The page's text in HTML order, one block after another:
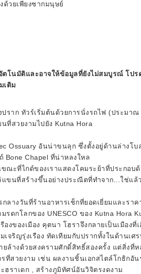
ด้วยเพียงซากมนุษย์
โนมัติและอาจให้ข้อมูลที่ยังไม่สมบูรณ์ โป
เติม
ปราก ทัวร์เริ่มต้นด้วยการนั่งรถไฟ (ประมา
ที่สวยงามไปยัง Kutna Hora
Ossuary อันน่าขนลุก ซึ่งตั้งอยู่ด้านล่างโบ
Bone Chapel ที่น่าหลงใหล
ณะที่ไกด์ของเราแสดงโคมระย้าที่ประกอบ
ขนที่สร้างขึ้นอย่างประณีตที่ทำจาก...ใช่แล้
ลางวันที่ร้านอาหารเช็กที่ยอดเยี่ยมและรา
รดกโลกของ UNESCO ของ Kutna Hora
องของเมือง คุตนา โฮราจึงกลายเป็นเมือง
เจริญรุ่งเรือง ทัดเทียมกับปรากทั้งในด้านเ
ยล้างด้วยสงครามศักดิ์สิทธิ์สองครั้ง แต่สิ่งที่
ที่สวยงาม เช่น ผลงานชิ้นเอกสไตล์โกธิกอั
ฮราเดก , สร้างภูมิทัศน์อันวิจิตรงดงาม